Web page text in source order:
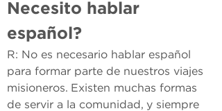
Necesito hablar
español?
R: No es necesario hablar español
para formar parte de nuestros viajes
misioneros. Existen muchas formas
de servir a la comunidad, y siempre